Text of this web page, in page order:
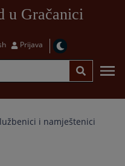
u Gračanici
Prijava
i namještenici